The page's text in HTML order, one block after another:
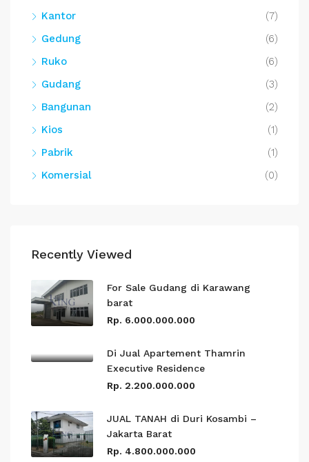
Kantor
(7)
Gedung
(6)
Ruko
(6)
Gudang
(3)
Bangunan
(2)
Kios
(1)
Pabrik
(1)
Komersial
(0)
Recently Viewed
For Sale Gudang di Karawang
barat
Rp. 6.000.000.000
Di Jual Apartement Thamrin
Executive Residence
Rp. 2.200.000.000
JUAL TANAH di Duri Kosambi –
Jakarta Barat
Rp. 4.800.000.000